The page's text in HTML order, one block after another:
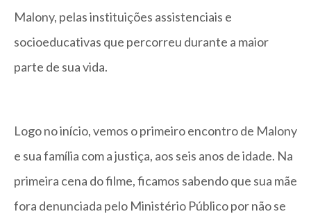
Malony, pelas instituições assistenciais e
socioeducativas que percorreu durante a maior
parte de sua vida.
Logo no início, vemos o primeiro encontro de Malony
e sua família com a justiça, aos seis anos de idade. Na
primeira cena do filme, ficamos sabendo que sua mãe
fora denunciada pelo Ministério Público por não se